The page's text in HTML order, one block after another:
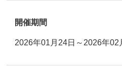
開催期間
2026年01月24日～2026年02